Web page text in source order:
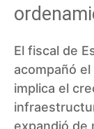
El fiscal de
acompañó
implica el